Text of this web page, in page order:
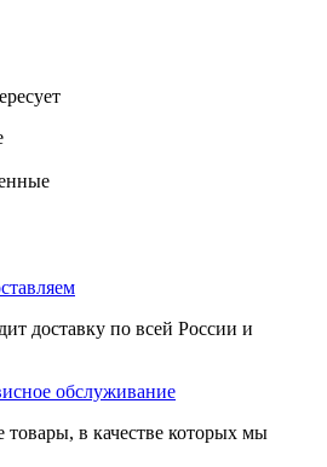
доставку по всей России и
обслуживание
товары, в качестве которых мы